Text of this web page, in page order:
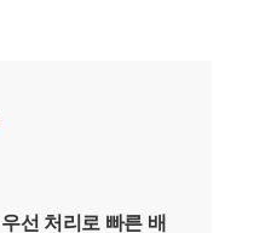
우선 처리로 빠른 배